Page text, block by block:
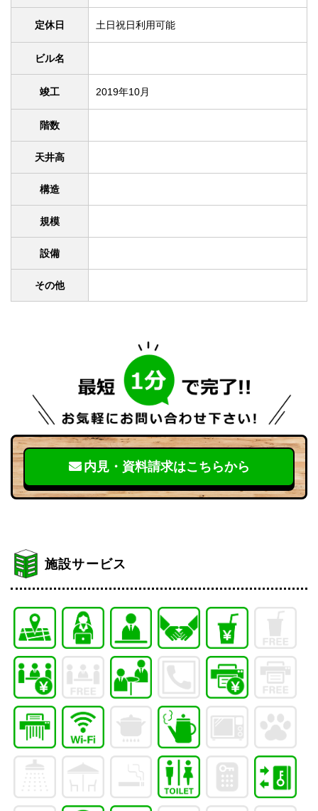
定休日 土日祝日利用可能
ビル名
竣工 2019年10月
階数
天井高
構造
規模
設備
その他
内見・資料請求はこちらから
施設サービス